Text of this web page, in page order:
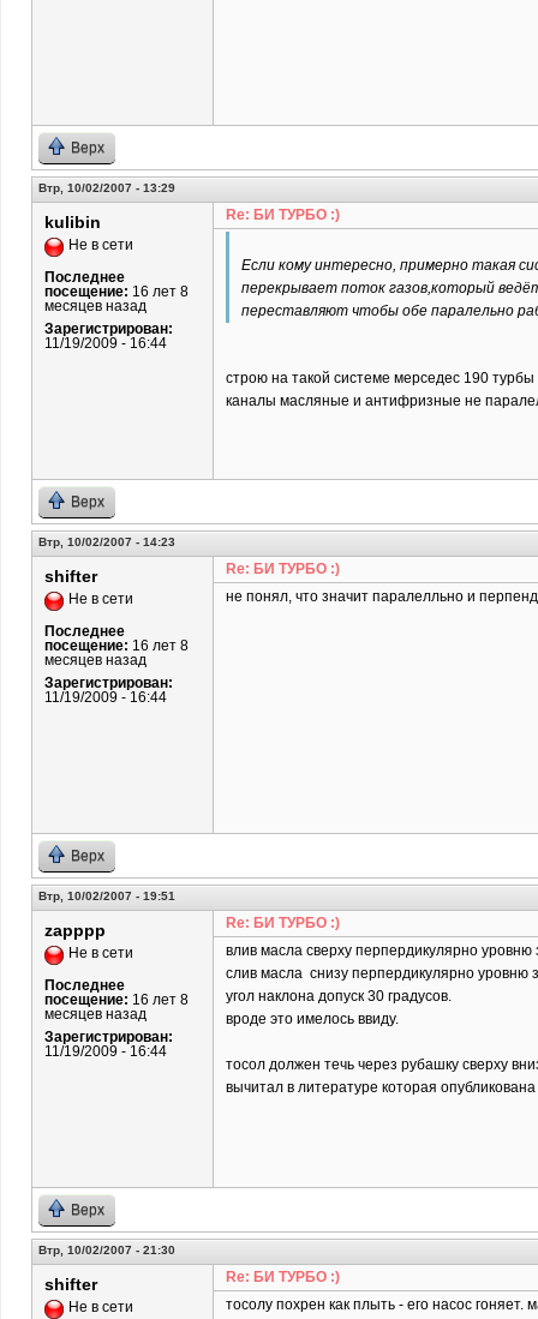
Верх
Втр, 10/02/2007 - 13:29
kulibin
Не в сети
Последнее
посещение: 16 лет 8
месяцев назад
Зарегистрирован:
11/19/2009 - 16:44
Re: БИ ТУРБО :)
Если кому интересно, примерно такая
перекрывает поток газов,который
переставляют чтобы обе паралельно
строю на такой системе мерседес 190 турбы
каналы масляные и антифризные не
Верх
Втр, 10/02/2007 - 14:23
shifter
Не в сети
Последнее
посещение: 16 лет 8
месяцев назад
Зарегистрирован:
11/19/2009 - 16:44
Re: БИ ТУРБО :)
не понял, что значит паралелльно и
Верх
Втр, 10/02/2007 - 19:51
zapppp
Не в сети
Последнее
посещение: 16 лет 8
месяцев назад
Зарегистрирован:
11/19/2009 - 16:44
Re: БИ ТУРБО :)
влив масла сверху перпердикулярно уровню
слив масла снизу перпердикулярно уровню
угол наклона допуск 30 градусов.
вроде это имелось ввиду.
тосол должен течь через рубашку сверху
вычитал в литературе которая опубликована
Верх
Втр, 10/02/2007 - 21:30
shifter
Не в сети
Re: БИ ТУРБО :)
тосолу похрен как плыть - его насос гоняет.